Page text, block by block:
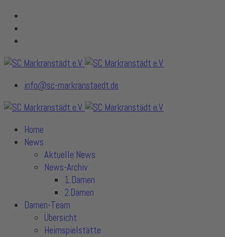
info@sc-markranstaedt.de
Home
News
Aktuelle News
News-Archiv
1.Damen
2.Damen
Damen-Team
Übersicht
Heimspielstätte